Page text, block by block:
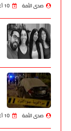
صدى الأمة 10 أغسطس 2026
صدى الأمة 10 أغسطس 2026